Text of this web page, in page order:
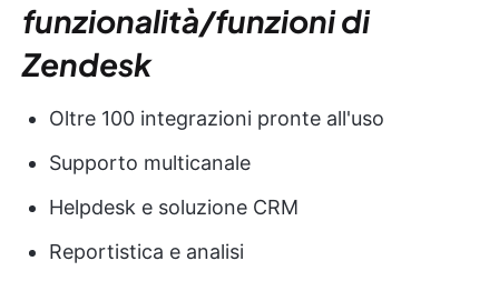
funzionalità/funzioni di
Zendesk
Oltre 100 integrazioni pronte all'uso
Supporto multicanale
Helpdesk e soluzione CRM
Reportistica e analisi